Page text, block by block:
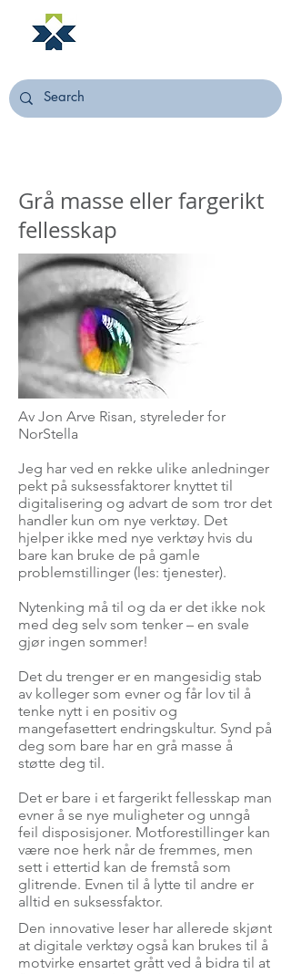
Grå masse eller fargerikt
fellesskap
Av Jon Arve Risan, styreleder for
NorStella
Jeg har ved en rekke ulike anledninger
pekt på suksessfaktorer knyttet til
digitalisering og advart de som tror det
handler kun om nye verktøy. Det
hjelper ikke med nye verktøy hvis du
bare kan bruke de på gamle
problemstillinger (les: tjenester).
Nytenking må til og da er det ikke nok
med deg selv som tenker – en svale
gjør ingen sommer!
Det du trenger er en mangesidig stab
av kolleger som evner og får lov til å
tenke nytt i en positiv og
mangefasettert endringskultur. Synd på
deg som bare har en grå masse å
støtte deg til.
Det er bare i et fargerikt fellesskap man
evner å se nye muligheter og unngå
feil disposisjoner. Motforestillinger kan
være noe herk når de fremmes, men
sett i ettertid kan de fremstå som
glitrende. Evnen til å lytte til andre er
alltid en suksessfaktor.
Den innovative leser har allerede skjønt
at digitale verktøy også kan brukes til å
motvirke ensartet grått ved å bidra til at